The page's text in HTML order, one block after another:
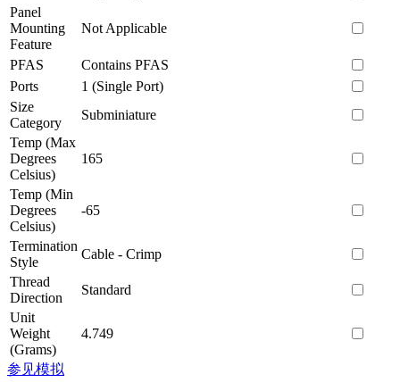
Panel
Mounting
Feature
Not Applicable
PFAS
Contains PFAS
Ports
1 (Single Port)
Size
Category
Subminiature
Temp (Max
Degrees
Celsius)
165
Temp (Min
Degrees
Celsius)
-65
Termination
Style
Cable - Crimp
Thread
Direction
Standard
Unit
Weight
(Grams)
4.749
参见模拟